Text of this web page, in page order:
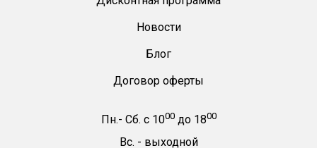
Новости
Блог
Договор оферты
Пн.- Сб. с1000 до1800
Вс. - выходной